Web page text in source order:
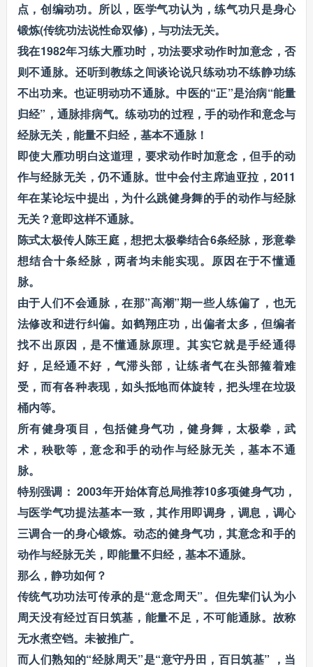
点，创编动功。所以，医学气功认为，练气功只是身心
锻炼(传统功法说性命双修)，与功法无关。
我在1982年习练大雁功时，功法要求动作时加意念，否
则不通脉。还听到教练之间谈论说只练动功不练静功练
不出功来。也证明动功不通脉。中医的“正”是治病“能量
归经”，通脉排病气。练动功的过程，手的动作和意念与
经脉无关，能量不归经，基本不通脉！
即使大雁功明白这道理，要求动作时加意念，但手的动
作与经脉无关，仍不通脉。世中会付主席迪亚拉，2011
年在某论坛中提出，为什么跳健身舞的手的动作与经脉
无关？意即这样不通脉。
陈式太极传人陈王庭，想把太极拳结合6条经脉，形意拳
想结合十条经脉，两者均未能实现。原因在于不懂通
脉。
由于人们不会通脉，在那”高潮”期一些人练偏了，也无
法修改和进行纠偏。如鹤翔庄功，出偏者太多，但编者
找不出原因，是不懂通脉原理。其实它就是手经通得
好，足经通不好，气滞头部，让练者气在头部箍着难
受，而有各种表现，如头抵地而体旋转，把头埋在垃圾
桶内等。
所有健身项目，包括健身气功，健身舞，太极拳，武
术，秧歌等，意念和手的动作与经脉无关，基本不通
脉。
特别强调： 2003年开始体育总局推荐10多项健身气功，
与医学气功提法基本一致，其作用即调身，调息，调心
三调合一的身心锻炼。动态的健身气功，其意念和手的
动作与经脉无关，即能量不归经，基本不通脉。
那么，静功如何？
传统气功功法可传承的是“意念周天”。但先辈们认为小
周天没有经过百日筑基，能量不足，不可能通脉。故称
无水煮空铛。未被推广。
而人们熟知的“经脉周天”是“意守丹田，百日筑基” ，当